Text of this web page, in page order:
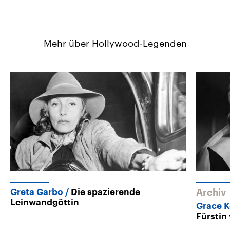
Mehr über Hollywood-Legenden
Greta Garbo
Die spazierende
Leinwandgöttin
Archiv
Grace
Fürstin